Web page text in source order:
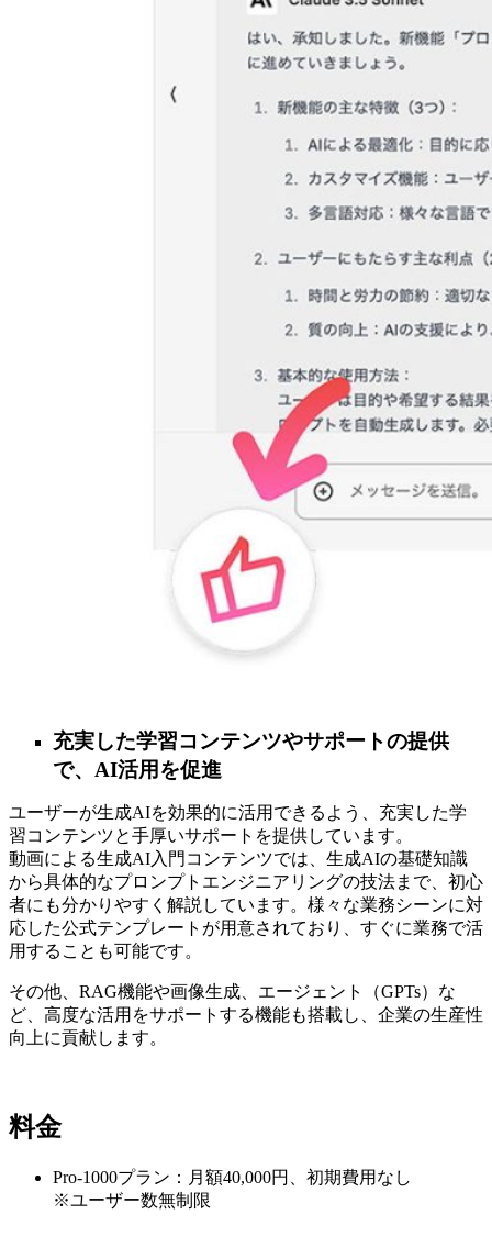
充実した学習コンテンツやサポートの提供
で、AI活用を促進
ユーザーが生成AIを効果的に活用できるよう、充実した学
習コンテンツと手厚いサポートを提供しています。
動画による生成AI入門コンテンツでは、生成AIの基礎知識
から具体的なプロンプトエンジニアリングの技法まで、初心
者にも分かりやすく解説しています。様々な業務シーンに対
応した公式テンプレートが用意されており、すぐに業務で活
用することも可能です。
その他、RAG機能や画像生成、エージェント（GPTs）な
ど、高度な活用をサポートする機能も搭載し、企業の生産性
向上に貢献します。
料金
Pro-1000プラン：月額40,000円、初期費用なし
※ユーザー数無制限